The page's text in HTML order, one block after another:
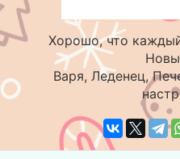
Хорошо, что
Варя, Леденец,